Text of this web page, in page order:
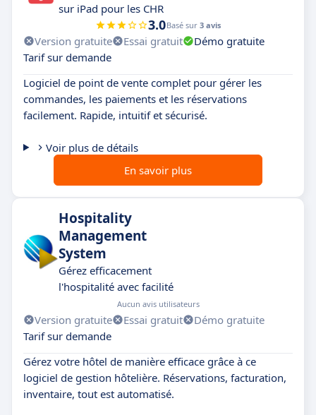
sur iPad pour les CHR
3.0Basé sur 3 avis
Version gratuite Essai gratuit
Démo gratuite
Tarif sur demande
Logiciel de point de vente complet pour gérer les
commandes, les paiements et les réservations
facilement. Rapide, intuitif et sécurisé.
Voir plus de détails
En savoir plus
Hospitality
Management
System
Gérez efficacement
l'hospitalité avec facilité
Aucun avis utilisateurs
Version gratuite Essai gratuit
Démo gratuite
Tarif sur demande
Gérez votre hôtel de manière efficace grâce à ce
logiciel de gestion hôtelière. Réservations, facturation,
inventaire, tout est automatisé.